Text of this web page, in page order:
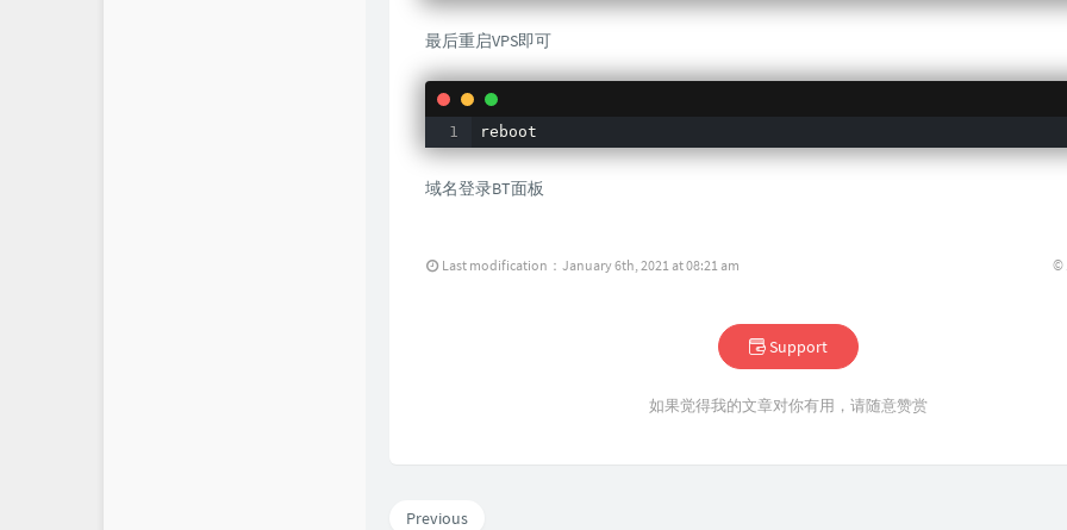
最后重启VPS即可
reboot
域名登录BT面板
Last modification：January 6th, 2021 at 08:21 am ©
Support
如果觉得我的文章对你有用，请随意赞赏
Previous